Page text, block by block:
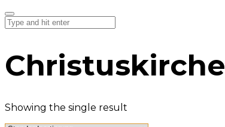
Christuskirche
Showing the single result